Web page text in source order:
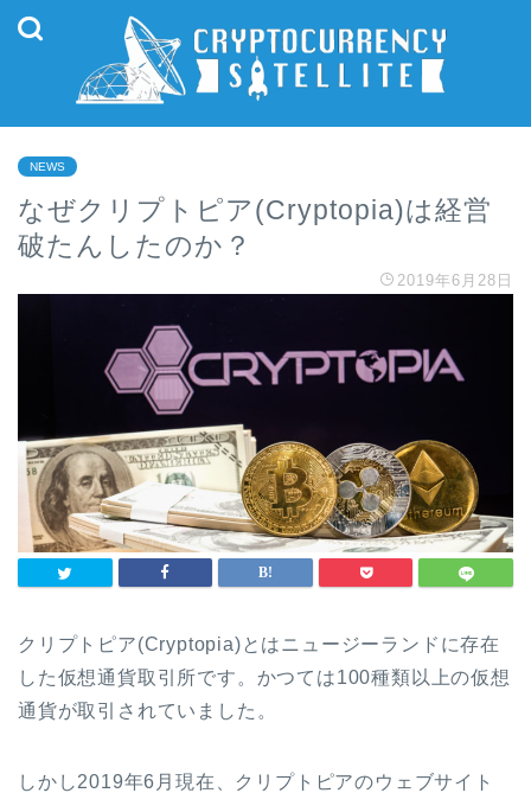
NEWS
なぜクリプトピア(Cryptopia)は経営
破たんしたのか？
2019年6月28日
クリプトピア(Cryptopia) とはニュージーランドに存在
した仮想通貨取引所です。かつては100種類以上の仮想
通貨が取引されていました。
しかし2019年6 月現在、クリプトピアのウェブサイト